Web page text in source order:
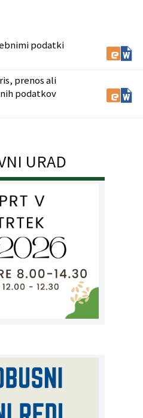
podatki
prenos ali
podatkov
URAD